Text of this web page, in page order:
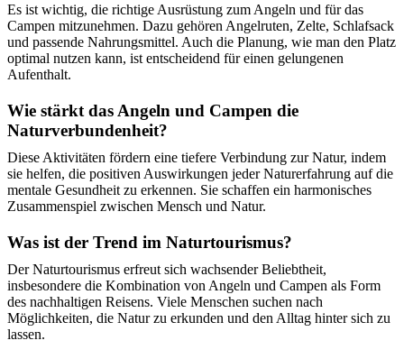
Es ist wichtig, die richtige Ausrüstung zum Angeln und für das
Campen mitzunehmen. Dazu gehören Angelruten, Zelte, Schlafsack
und passende Nahrungsmittel. Auch die Planung, wie man den Platz
optimal nutzen kann, ist entscheidend für einen gelungenen
Aufenthalt.
Wie stärkt das Angeln und Campen die
Naturverbundenheit?
Diese Aktivitäten fördern eine tiefere Verbindung zur Natur, indem
sie helfen, die positiven Auswirkungen jeder Naturerfahrung auf die
mentale Gesundheit zu erkennen. Sie schaffen ein harmonisches
Zusammenspiel zwischen Mensch und Natur.
Was ist der Trend im Naturtourismus?
Der Naturtourismus erfreut sich wachsender Beliebtheit,
insbesondere die Kombination von Angeln und Campen als Form
des nachhaltigen Reisens. Viele Menschen suchen nach
Möglichkeiten, die Natur zu erkunden und den Alltag hinter sich zu
lassen.